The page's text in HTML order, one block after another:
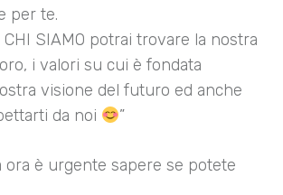
per te.
CHI SIAMO potrai trovare la nostra
i valori su cui è fondata
visione del futuro ed anche
da noi
”
ora è urgente sapere se potete